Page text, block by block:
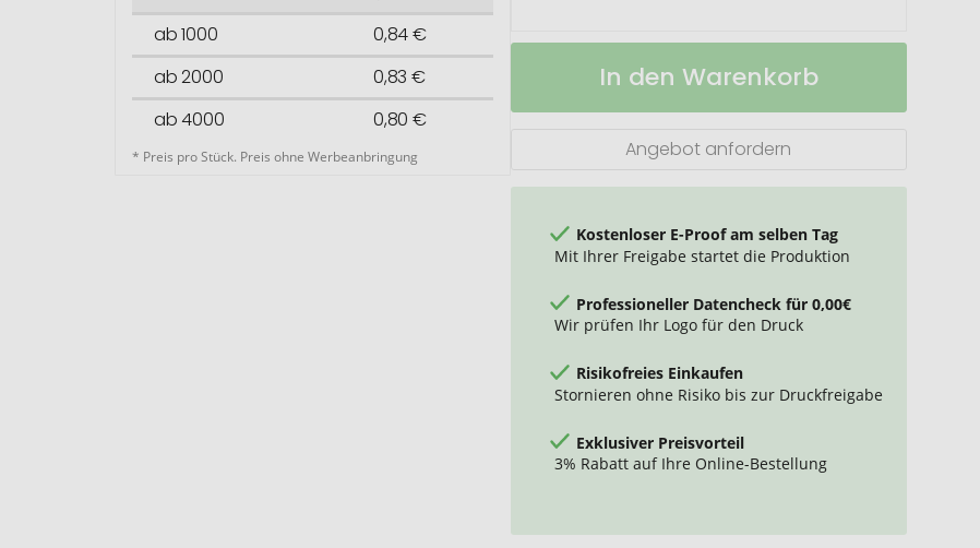
ab 1000
0,84 €
ab 2000
0,83 €
ab 4000
0,80 €
* Preis pro Stück. Preis ohne Werbeanbringung
prodir
Twist
Auf
In den Warenkorb
Angebot anfordern
Kostenloser E-Proof am selben Tag
Mit Ihrer Freigabe startet die Produktion
Professioneller Datencheck für 0,00€
Wir prüfen Ihr Logo für den Druck
Risikofreies Einkaufen
Stornieren ohne Risiko bis zur Druckfreigabe
Exklusiver Preisvorteil
3% Rabatt auf Ihre Online-Bestellung